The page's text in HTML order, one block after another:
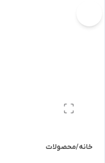
خانه/محصولات